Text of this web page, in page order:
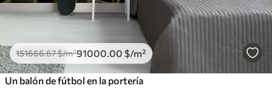
151666.67$/m²91000 .00 $/m²
Un balón de fútbol en la portería